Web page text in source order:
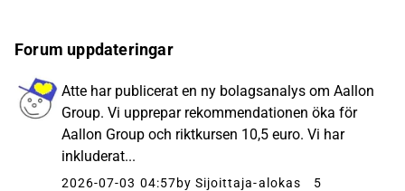
Forum uppdateringar
Atte har publicerat en ny bolagsanalys om Aallon
Group. Vi upprepar rekommendationen öka för
Aallon Group och riktkursen 10,5 euro. Vi har
inkluderat...
2026-07-03 04:57by Sijoittaja-alokas 5